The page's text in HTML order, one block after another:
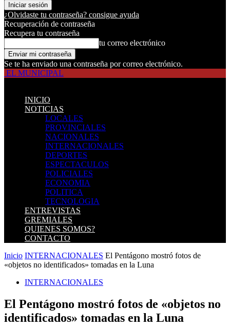
¿Olvidaste tu contraseña? consigue ayuda
Recuperación de contraseña
Recupera tu contraseña
tu correo electrónico
Se te ha enviado una contraseña por correo electrónico.
EL MUNICIPAL
INICIO
NOTICIAS
LOCALES
PROVINCIALES
NACIONALES
INTERNACIONALES
DEPORTES
ESPECTACULOS
POLICIALES
ECONOMIA
POLITICA
TECNOLOGIA
ENTREVISTAS
GREMIALES
QUIENES SOMOS?
CONTACTO
Inicio INTERNACIONALES El Pentágono mostró fotos de
«objetos no identificados» tomadas en la Luna
INTERNACIONALES
El Pentágono mostró fotos de «objetos no
identificados» tomadas en la Luna